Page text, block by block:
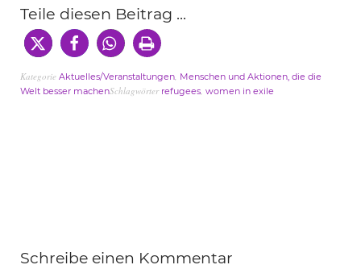
Teile diesen Beitrag ...
Kategorie Aktuelles/Veranstaltungen, Menschen und Aktionen, die die
Welt besser machenSchlagwörter refugees, women in exile
Schreibe einen Kommentar